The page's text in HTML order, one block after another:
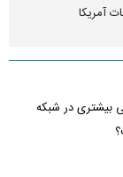
آمریکا
بیشتری در شبکه